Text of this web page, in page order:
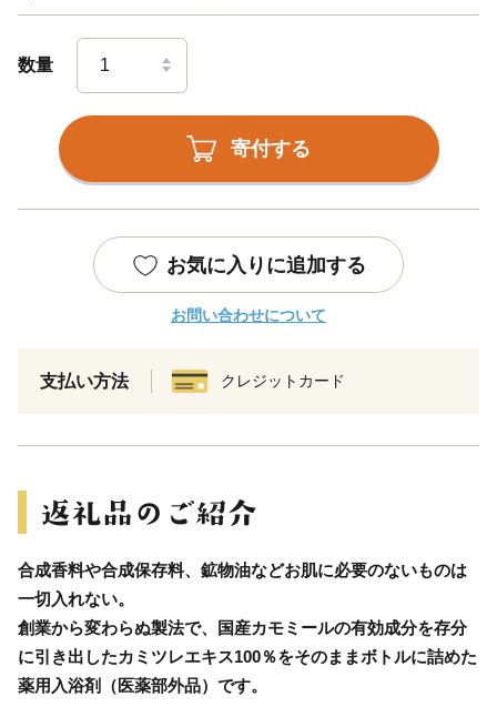
数量
寄付する
お気に入りに追加する
お問い合わせについて
支払い方法 クレジットカード
合成香料や合成保存料、鉱物油などお肌に必要のないものは
一切入れない。
創業から変わらぬ製法で、国産カモミールの有効成分を存分
に引き出したカミツレエキス100％をそのままボトルに詰めた
薬用入浴剤（医薬部外品）です。